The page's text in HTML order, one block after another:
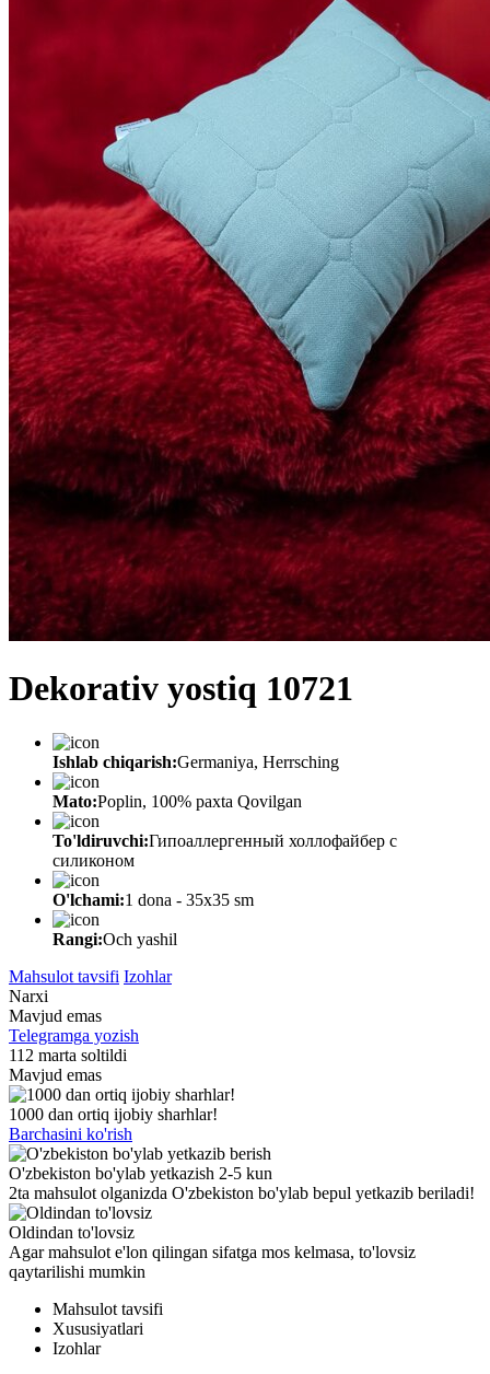
Dekorativ yostiq 10721
Ishlab chiqarish:Germaniya, Herrsching
Mato:Poplin, 100% paxta Qovilgan
To'ldiruvchi:Гипоаллергенный холлофайбер с
силиконом
O'lchami:1 dona - 35х35 sm
Rangi:Och yashil
Mahsulot tavsifi Izohlar
Narxi
Mavjud emas
Telegramga yozish
112 marta soltildi
Mavjud emas
1000 dan ortiq ijobiy sharhlar!
Barchasini ko'rish
O'zbekiston bo'ylab yetkazish 2-5 kun
2ta mahsulot olganizda O'zbekiston bo'ylab bepul yetkazib beriladi!
Oldindan to'lovsiz
Agar mahsulot e'lon qilingan sifatga mos kelmasa, to'lovsiz
qaytarilishi mumkin
Mahsulot tavsifi
Xususiyatlari
Izohlar